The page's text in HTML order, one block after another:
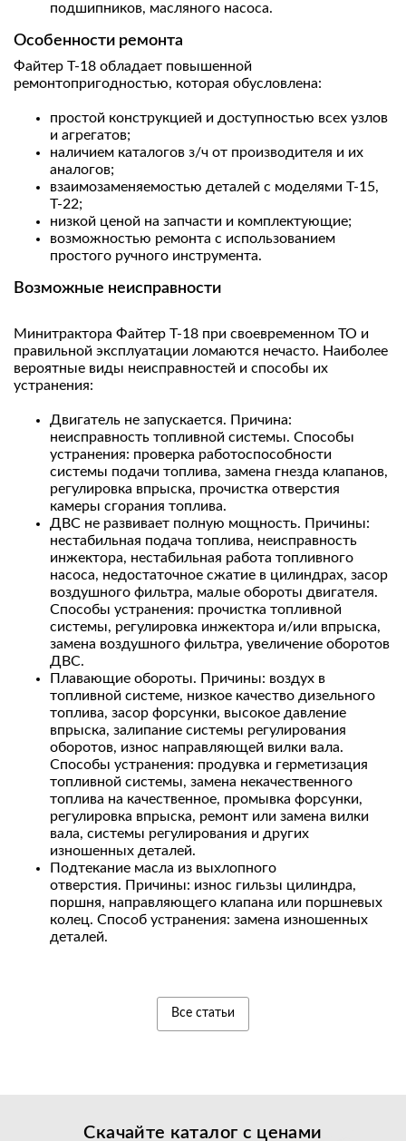
подшипников, масляного насоса.
Особенности ремонта
Файтер Т-18 обладает повышенной
ремонтопригодностью, которая обусловлена:
простой конструкцией и доступностью всех узлов
и агрегатов;
наличием каталогов з/ч от производителя и их
аналогов;
взаимозаменяемостью деталей с моделями Т-15,
Т-22;
низкой ценой на запчасти и комплектующие;
возможностью ремонта с использованием
простого ручного инструмента.
Возможные неисправности
Минитрактора Файтер Т-18 при своевременном ТО и
правильной эксплуатации ломаются нечасто. Наиболее
вероятные виды неисправностей и способы их
устранения:
Двигатель не запускается. Причина:
неисправность топливной системы. Способы
устранения: проверка работоспособности
системы подачи топлива, замена гнезда клапанов,
регулировка впрыска, прочистка отверстия
камеры сгорания топлива.
ДВС не развивает полную мощность. Причины:
нестабильная подача топлива, неисправность
инжектора, нестабильная работа топливного
насоса, недостаточное сжатие в цилиндрах, засор
воздушного фильтра, малые обороты двигателя.
Способы устранения: прочистка топливной
системы, регулировка инжектора и/или впрыска,
замена воздушного фильтра, увеличение оборотов
ДВС.
Плавающие обороты. Причины: воздух в
топливной системе, низкое качество дизельного
топлива, засор форсунки, высокое давление
впрыска, залипание системы регулирования
оборотов, износ направляющей вилки вала.
Способы устранения: продувка и герметизация
топливной системы, замена некачественного
топлива на качественное, промывка форсунки,
регулировка впрыска, ремонт или замена вилки
вала, системы регулирования и других
изношенных деталей.
Подтекание масла из выхлопного
отверстия. Причины: износ гильзы цилиндра,
поршня, направляющего клапана или поршневых
колец. Способ устранения: замена изношенных
деталей.
Все статьи
Скачайте каталог с ценами